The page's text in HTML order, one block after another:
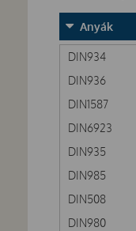
Anyák
DIN934
DIN936
DIN1587
DIN6923
DIN935
DIN985
DIN508
DIN980